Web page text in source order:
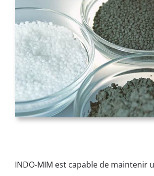
INDO-MIM est capable de maintenir